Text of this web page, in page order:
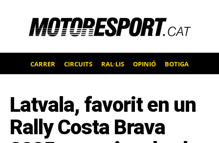
CARRER CIRCUITS RAL·LIS OPINIÓ BOTIGA
Latvala, favorit en un
Rally Costa Brava